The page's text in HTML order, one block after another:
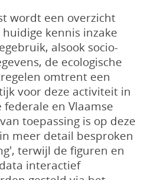
wordt een overzicht
kennis inzake
alsook socio-
de ecologische
omtrent een
voor deze activiteit in
federale en Vlaamse
toepassing is op deze
meer detail besproken
terwijl de figuren en
interactief